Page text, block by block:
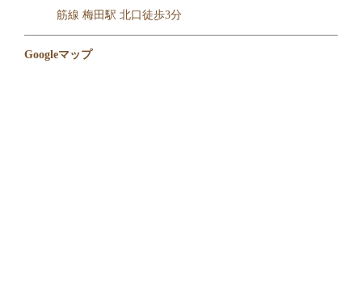
筋線 梅田駅 北口徒歩3分
Googleマップ